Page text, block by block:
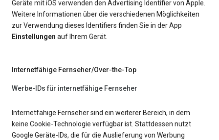
Geräte mit iOS verwenden den Advertising Identifier von Apple.
Weitere Informationen über die verschiedenen Möglichkeiten
zur Verwendung dieses Identifiers finden Sie in der App
Einstellungen auf Ihrem Gerät.
Internetfähige Fernseher/Over-the-Top
Werbe-IDs für internetfähige Fernseher
Internetfähige Fernseher sind ein weiterer Bereich, in dem
keine Cookie-Technologie verfügbar ist. Stattdessen nutzt
Google Geräte-IDs, die für die Auslieferung von Werbung